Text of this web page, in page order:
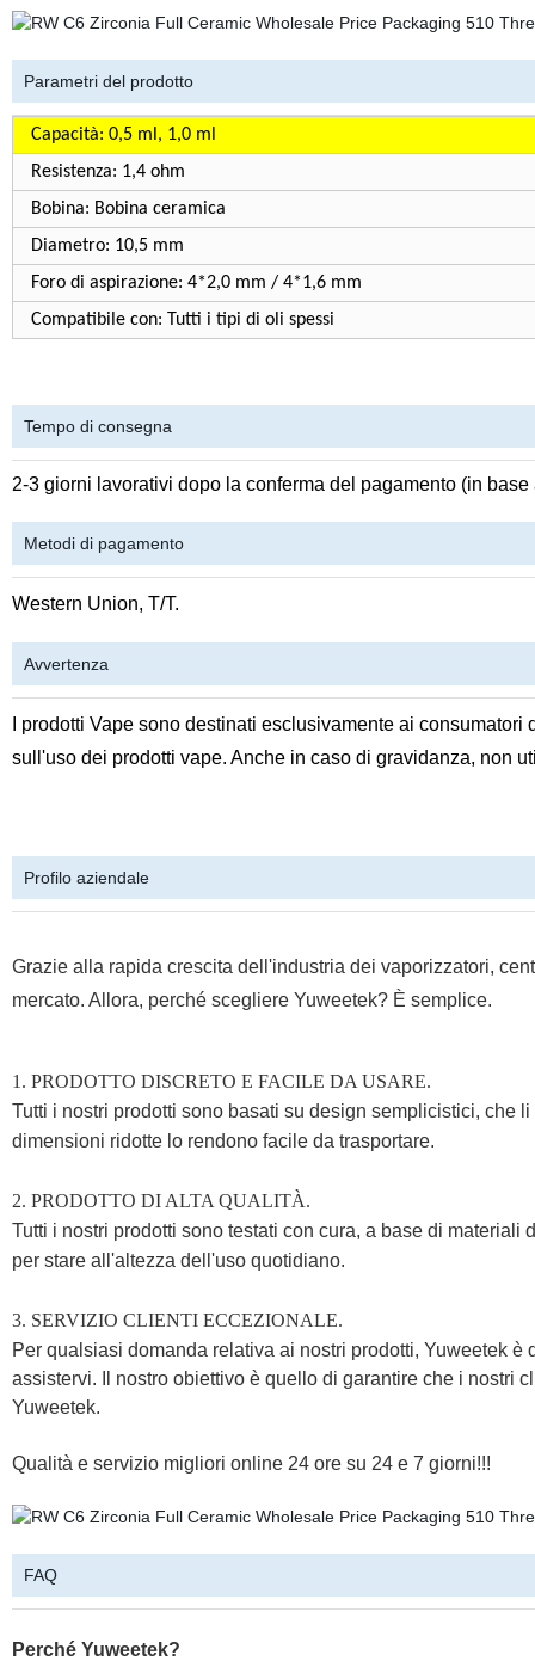
Parametri del prodotto
Capacità: 0,5 ml, 1,0 ml
Resistenza: 1,4 ohm
Bobina: Bobina ceramica
Diametro: 10,5 mm
Foro di aspirazione: 4*2,0 mm / 4*1,6 mm
Compatibile con: Tutti i tipi di oli spessi
Tempo di consegna
2-3 giorni lavorativi dopo la conferma del pagamento (in
Metodi di pagamento
Western Union, T/T.
Avvertenza
I prodotti Vape sono destinati esclusivamente ai
sull'uso dei prodotti vape. Anche in caso di gravidanza, non
Profilo aziendale
Grazie alla rapida crescita dell'industria dei vaporizzatori,
mercato. Allora, perché scegliere Yuweetek? È semplice.
1. PRODOTTO DISCRETO E FACILE DA USARE.
Tutti i nostri prodotti sono basati su design semplicistici, che
dimensioni ridotte lo rendono facile da trasportare.
2. PRODOTTO DI ALTA QUALITÀ.
Tutti i nostri prodotti sono testati con cura, a base di
per stare all'altezza dell'uso quotidiano.
3. SERVIZIO CLIENTI ECCEZIONALE.
Per qualsiasi domanda relativa ai nostri prodotti, Yuweetek
assistervi. Il nostro obiettivo è quello di garantire che i nostri
Yuweetek.
Qualità e servizio migliori online 24 ore su 24 e 7 giorni!!!
FAQ
Perché Yuweetek?